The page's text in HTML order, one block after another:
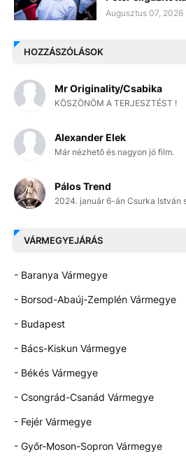
Augusztus 07, 2026
HOZZÁSZÓLÁSOK
Mr Originality/Csabika
KÖSZÖNÖM A TERJESZTÉST !
Alexander Elek
Már nézhető és nagyon jó film.
Pálos Trend
2024. január 6-án Csurka István
VÁRMEGYEJÁRÁS
- Baranya Vármegye
- Borsod-Abaúj-Zemplén Vármegye
- Budapest
- Bács-Kiskun Vármegye
- Békés Vármegye
- Csongrád-Csanád Vármegye
- Fejér Vármegye
- Győr-Moson-Sopron Vármegye